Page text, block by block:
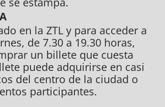
en la ZTL y para acceder a
de 7.30 a 19.30 horas,
un billete que cuesta
puede adquirirse en casi
del centro de la ciudad o
participantes.